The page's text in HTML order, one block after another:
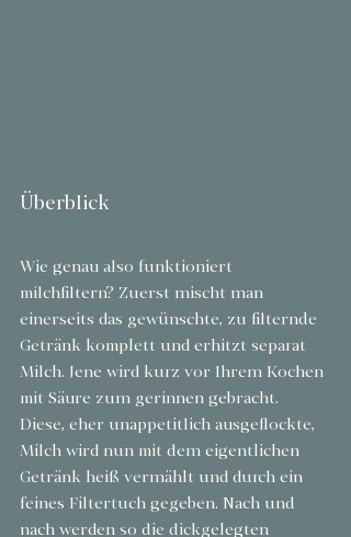
Überblick
Wie genau also funktioniert
milchfiltern? Zuerst mischt man
einerseits das gewünschte, zu filternde
Getränk komplett und erhitzt separat
Milch. Jene wird kurz vor Ihrem Kochen
mit Säure zum gerinnen gebracht.
Diese, eher unappetitlich ausgeflockte,
Milch wird nun mit dem eigentlichen
Getränk heiß vermählt und durch ein
feines Filtertuch gegeben. Nach und
nach werden so die dickgelegten